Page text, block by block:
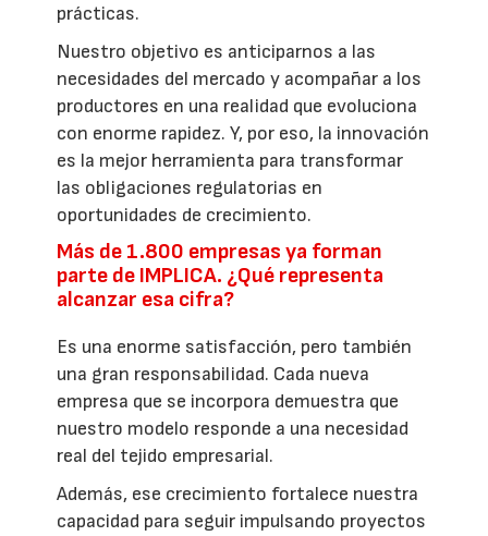
prácticas.
Nuestro objetivo es anticiparnos a las
necesidades del mercado y acompañar a los
productores en una realidad que evoluciona
con enorme rapidez. Y, por eso, la innovación
es la mejor herramienta para transformar
las obligaciones regulatorias en
oportunidades de crecimiento.
Más de 1.800 empresas ya forman
parte de IMPLICA. ¿Qué representa
alcanzar esa cifra?
Es una enorme satisfacción, pero también
una gran responsabilidad. Cada nueva
empresa que se incorpora demuestra que
nuestro modelo responde a una necesidad
real del tejido empresarial.
Además, ese crecimiento fortalece nuestra
capacidad para seguir impulsando proyectos